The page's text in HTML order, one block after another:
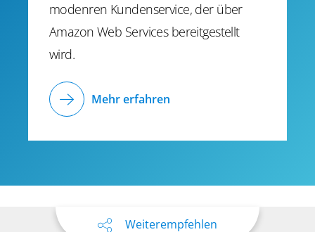
modenren Kundenservice, der über
Amazon Web Services bereitgestellt
wird.
Mehr erfahren
Weiterempfehlen